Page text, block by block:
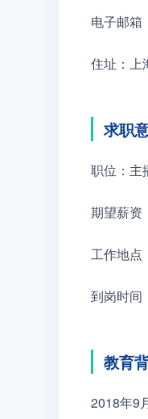
电子邮
住址：
求职
职位：
期望薪
工作地
到岗时
教育
2018年9